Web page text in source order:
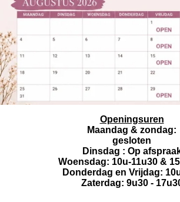
Openingsuren
Maandag & zondag:
gesloten
Dinsdag : Op
Woensdag: 10u-11u30 &
Donderdag en Vrijdag:
Zaterdag: 9u30 -